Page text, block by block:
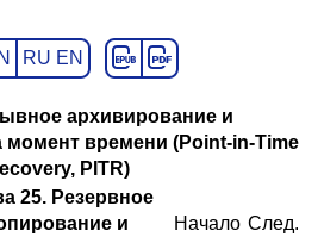
RU EN
архивирование и
момент времени (Point-in-Time
PITR)
25. Резервное
и
Начало След.